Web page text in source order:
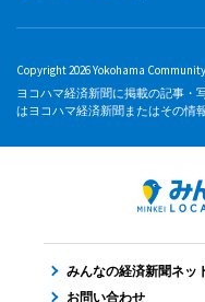
Copyright 2026 Yokohama
ヨコハマ経済新聞に掲載の記事・
はヨコハマ経済新聞またはその情
みんなの経済新聞ネッ
お問い合わせ